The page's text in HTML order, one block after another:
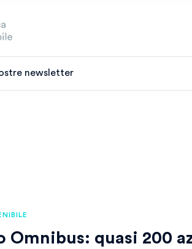
newsletter
Omnibus: quasi 200